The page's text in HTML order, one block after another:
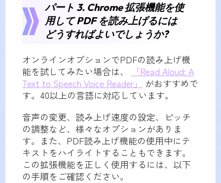
パート 3. Chrome 拡張機能を使
用して PDF を読み上げるには
どうすればよいでしょうか?
オンラインオプションでPDFの読み上げ機
能を試してみたい場合は、
「Read Aloud: A
Text to Speech Voice Reader」
がおすすめで
す。40以上の言語に対応しています。
音声の変更、読み上げ速度の設定、ピッチ
の調整など、様々なオプションがありま
す。また、PDF読み上げ機能の使用中にテ
キストをハイライトすることもできます。
この拡張機能を正しく使用するには、以下
の手順をご確認ください。